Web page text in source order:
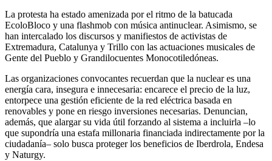
La protesta ha estado amenizada por el ritmo de la batucada
EcoloBloco y una flashmob con música antinuclear. Asimismo, se
han intercalado los discursos y manifiestos de activistas de
Extremadura, Catalunya y Trillo con las actuaciones musicales de
Gente del Pueblo y Grandilocuentes Monocotiledóneas.
Las organizaciones convocantes recuerdan que la nuclear es una
energía cara, insegura e innecesaria: encarece el precio de la luz,
entorpece una gestión eficiente de la red eléctrica basada en
renovables y pone en riesgo inversiones necesarias. Denuncian,
además, que alargar su vida útil forzando al sistema a incluirla –lo
que supondría una estafa millonaria financiada indirectamente por la
ciudadanía– solo busca proteger los beneficios de Iberdrola, Endesa
y Naturgy.